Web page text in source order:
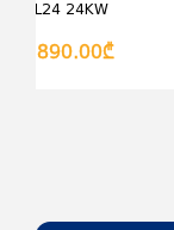
DL24 24KW
1,890.00₾